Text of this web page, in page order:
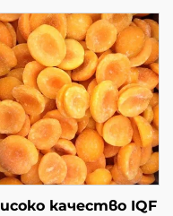
качество IQF